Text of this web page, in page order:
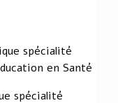
spécialité
en Santé
spécialité